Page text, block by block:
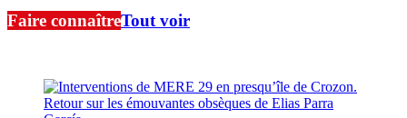
Faire connaîtreTout voir